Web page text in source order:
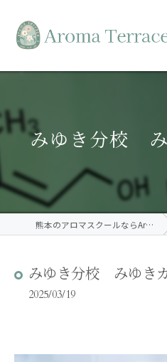
みゆき分校
熊本のアロマスクールならAroma Terrace
みゆき分校 みゆき
2025/03/19